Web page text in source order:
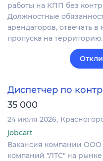
работы на КПП без
Должностные
арендаторов, отвечать
пропуска на
Диспетчер по
35 000
24 июля 2026
jobcart
Вакансия компании ООО
компаний "ЛТС" на рынке